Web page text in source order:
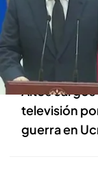
Casi un
parlamento
por traición
Altos cargos
televisión
guerra en